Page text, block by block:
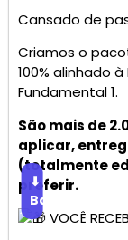
Cansado de
Criamos o
100% alinhado
Fundamental 1.
São mais de
aplicar,
(totalmente
preferir.
⬇
Baixar
VOCÊ